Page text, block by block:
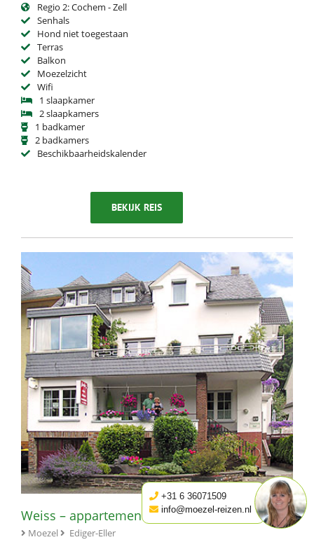
Regio 2: Cochem - Zell
Senhals
Hond niet toegestaan
Terras
Balkon
Moezelzicht
Wifi
1 slaapkamer
2 slaapkamers
1 badkamer
2 badkamers
Beschikbaarheidskalender
BEKIJK REIS
Weiss – appartement
Moezel Ediger-Eller
+31 6 36071509
info@moezel-reizen.nl